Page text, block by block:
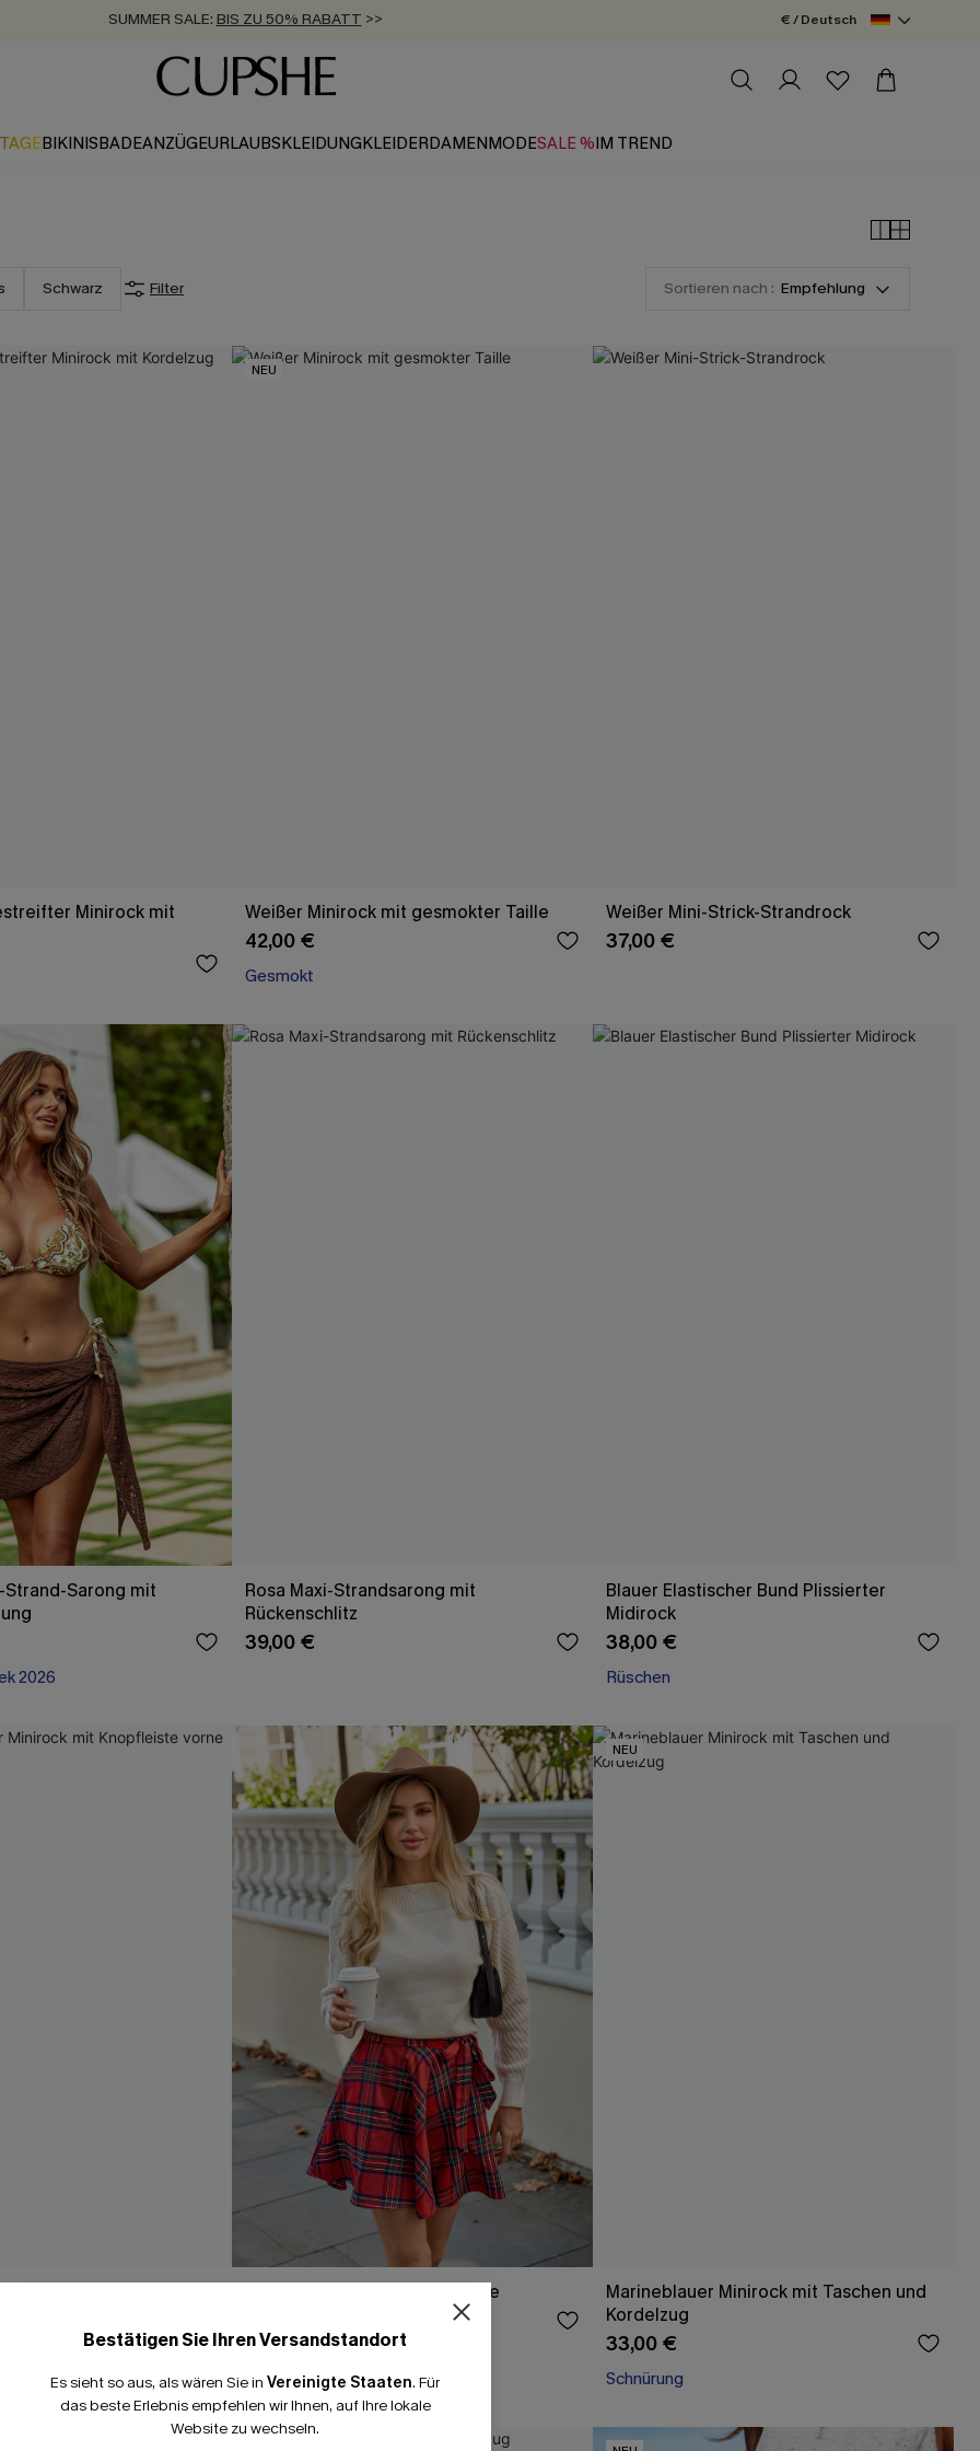
SUMMER SALE: BIS ZU 50% RABATT >>
ZUM NEWSLETTER:BIS ZU -20% EXTRA ERHALTEN
KOSTENLOSER VERSAND AB 89 €
€ / Deutsch
BIKINISBADEANZÜGEURLAUBSKLEIDUNGKLEIDERDAMENMODESALE %IM TREND
Schwarz Filter Sortieren nach : Empfehlung
Minirock mit
NEU
Weißer Minirock mit gesmokter Taille
42,00 €
Gesmokt
Weißer Mini-Strick-Strandrock
37,00 €
Sarong mit
2026
Rosa Maxi-Strandsarong mit
Rückenschlitz
39,00 €
Blauer Elastischer Bund Plissierter
Midirock
38,00 €
Rüschen
Rot karierter Minirock in A-Linie
NEU
Marineblauer Minirock mit Taschen und
Kordelzug
33,00 €
Schnürung
Bestätigen Sie Ihren Versandstandort
Es sieht so aus, als wären Sie in Vereinigte Staaten. Für
das beste Erlebnis empfehlen wir Ihnen, auf Ihre lokale
Website zu wechseln.